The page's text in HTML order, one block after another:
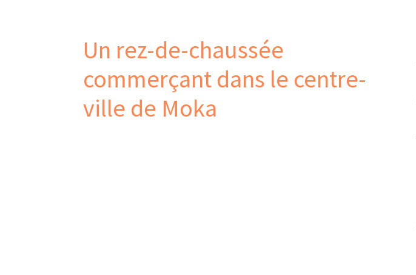
Un rez-de-chaussée
commerçant dans le centre-
ville de Moka